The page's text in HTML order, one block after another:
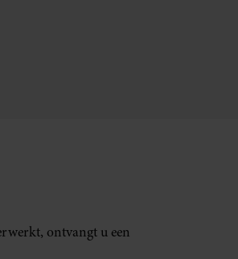
ontvangt u een